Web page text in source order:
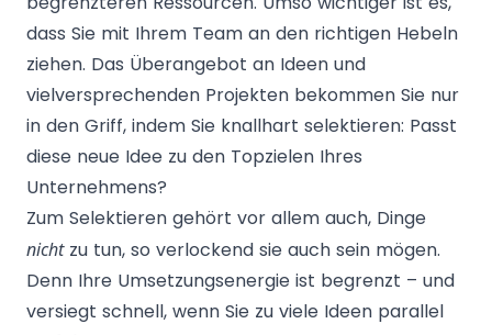
dass Sie mit Ihrem Team an den richtigen Hebeln
ziehen. Das Überangebot an Ideen und
vielversprechenden Projekten bekommen Sie nur
in den Griff, indem Sie knallhart selektieren: Passt
diese neue Idee zu den Topzielen Ihres
Unternehmens?
Zum Selektieren gehört vor allem auch, Dinge
nichtzu tun, so verlockend sie auch sein mögen.
Denn Ihre Umsetzungsenergie ist begrenzt – und
versiegt schnell, wenn Sie zu viele Ideen parallel